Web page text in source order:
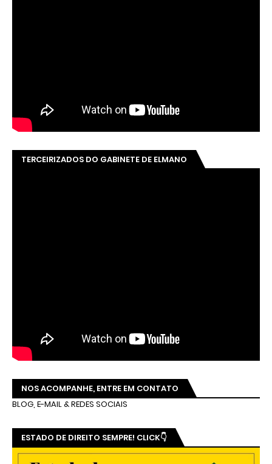
TERCEIRIZADOS DO GABINETE DE ELMANO
NOS ACOMPANHE, ENTRE EM CONTATO
BLOG, E-MAIL & REDES SOCIAIS
ESTADO DE DIREITO SEMPRE! CLICK👇